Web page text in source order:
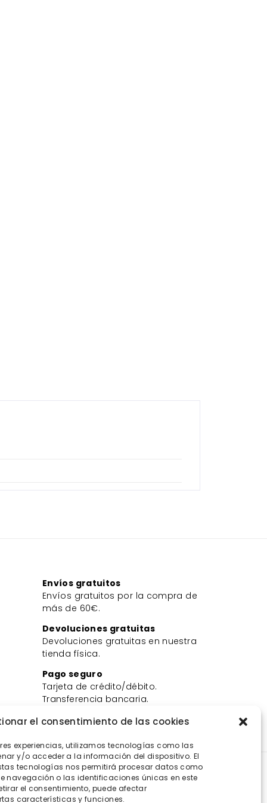
el consentimiento de las cookies
experiencias, utilizamos tecnologías como las
y/o acceder a la información del dispositivo. El
tecnologías nos permitirá procesar datos como
navegación o las identificaciones únicas en este
el consentimiento, puede afectar
características y funciones.
Envíos gratuitos
Envíos gratuitos por la compra de
más de 60€.
Devoluciones gratuitas
Devoluciones gratuitas en nuestra
tienda física.
Pago seguro
Tarjeta de crédito/débito.
Transferencia bancaria.